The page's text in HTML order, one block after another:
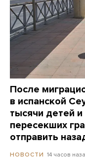
После
в испанской
тысячи детей
пересекших
отправить
НОВОСТИ 14 часов